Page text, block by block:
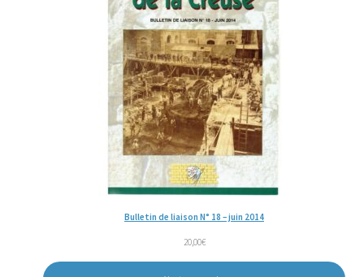
Bulletin de liaison N° 18 – juin 2014
20,00€